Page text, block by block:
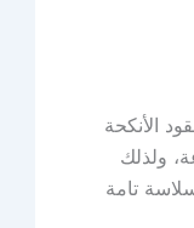
الأنكحة
ولذلك
تامة